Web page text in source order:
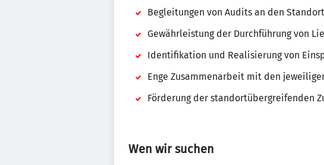
Begleitungen von Audits an den
Gewährleistung der Durchführung von
Identifikation und Realisierung von
Enge Zusammenarbeit mit den
Förderung der standortübergreifenden
Wen wir suchen